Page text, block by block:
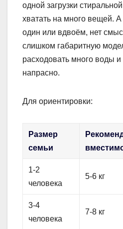
одной загрузки
хватать на много вещей.
один или вдвоём, нет
слишком габаритную
расходовать много воды и
напрасно.
Для ориентировки:
Размер
семьи
1-2
человека
5-6 кг
3-4
человека
7-8 кг